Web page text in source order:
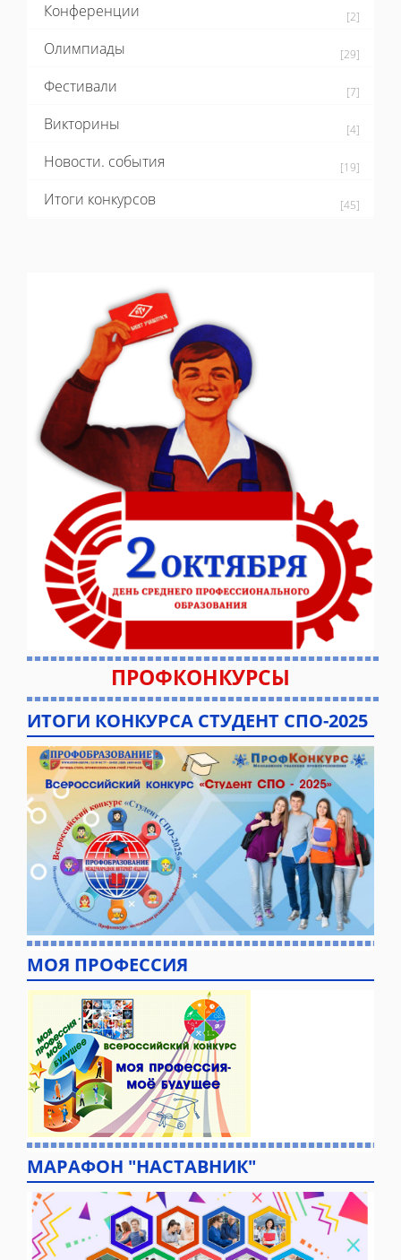
Конференции [2]
Олимпиады [29]
Фестивали [7]
Викторины [4]
Новости. события [19]
Итоги конкурсов [45]
ПРОФКОНКУРСЫ
ИТОГИ КОНКУРСА СТУДЕНТ СПО-2025
МОЯ ПРОФЕССИЯ
МАРАФОН "НАСТАВНИК"